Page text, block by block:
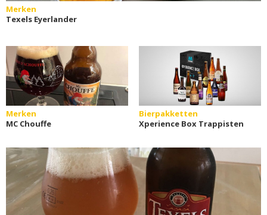
Merken
Texels Eyerlander
Merken
MC Chouffe
Bierpakketten
Xperience Box Trappisten